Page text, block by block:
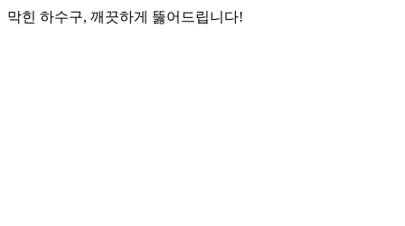
막힌 하수구, 깨끗하게 뚫어드립니다!